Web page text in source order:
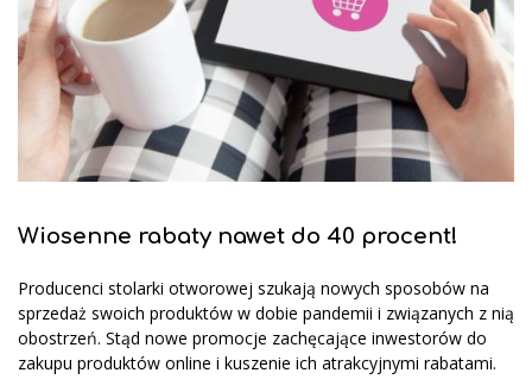
Wiosenne rabaty nawet do 40 procent!
Producenci stolarki otworowej szukają nowych sposobów na
sprzedaż swoich produktów w dobie pandemii i związanych z nią
obostrzeń. Stąd nowe promocje zachęcające inwestorów do
zakupu produktów online i kuszenie ich atrakcyjnymi rabatami.